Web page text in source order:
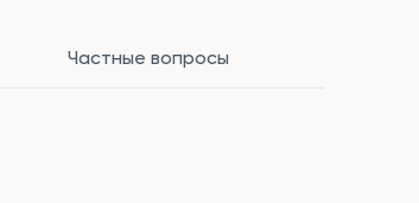
Частные вопросы